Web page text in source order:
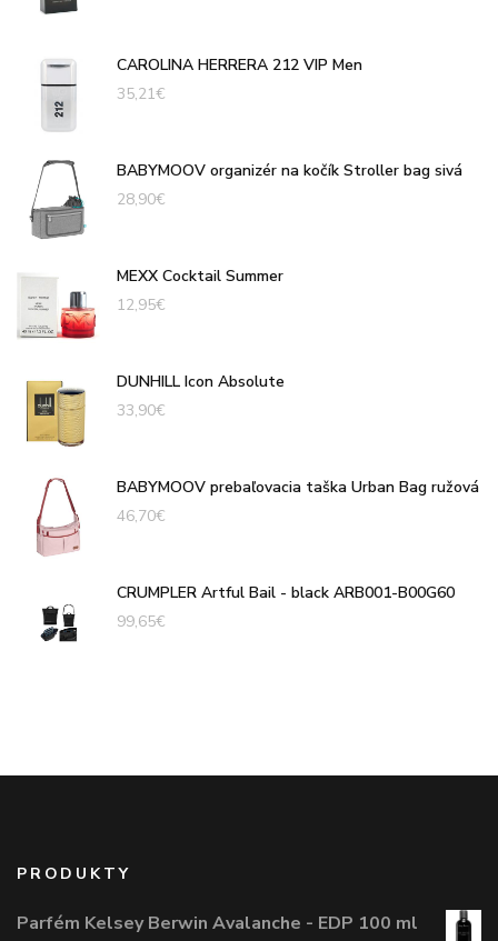
CAROLINA HERRERA 212 VIP Men
35,21€
BABYMOOV organizér na kočík Stroller bag sivá
28,90€
MEXX Cocktail Summer
12,95€
DUNHILL Icon Absolute
33,90€
BABYMOOV prebaľovacia taška Urban Bag ružová
46,70€
CRUMPLER Artful Bail - black ARB001-B00G60
99,65€
PRODUKTY
Parfém Kelsey Berwin Avalanche - EDP 100 ml